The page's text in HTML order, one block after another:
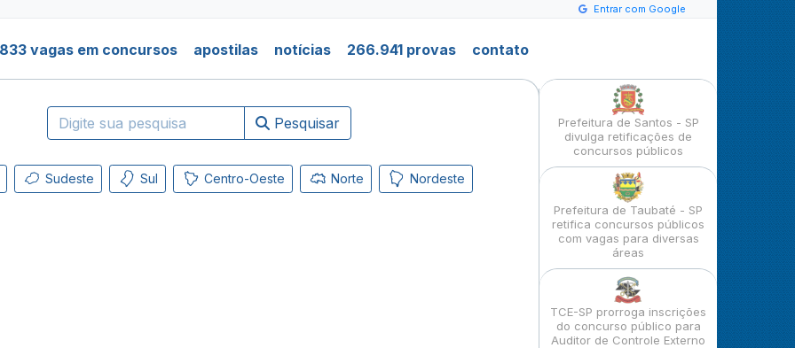
Entrar com Google
vagas em concursos apostilas notícias 266.941 provas contato
Pesquisar
Sudeste Sul Centro-Oeste Norte Nordeste
Prefeitura de Santos - SP
divulga retificações de
concursos públicos
Prefeitura de Taubaté - SP
retifica concursos públicos
com vagas para diversas
áreas
TCE-SP prorroga inscrições
do concurso público para
Auditor de Controle Externo